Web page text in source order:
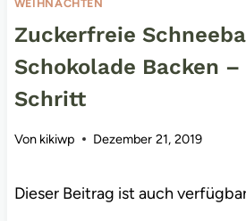
WEIHNACHTEN
Zuckerfreie
Schokolade Backen
Schritt
Von kikiwp Dezember 21, 2019
Dieser Beitrag ist auch